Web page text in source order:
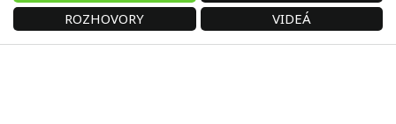
ROZHOVORY
VIDEÁ